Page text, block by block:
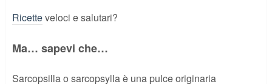
Ricetteveloci e salutari?
Ma… sapevi che…
Sarcopsilla o sarcopsylla è una pulce originaria